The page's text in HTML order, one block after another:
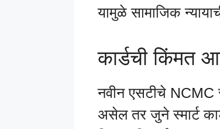
यामुळे सामाजिक
कार्डची किंमत
नवीन एसटीचे NCMC
असेल तर जुने स्मार्ट